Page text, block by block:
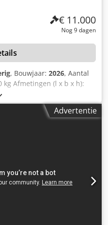
€ 11.000
Nog 9 dagen
, Bouwjaar: 2026, Aantal
kg Afmetingen (l x b x h):
Akijkr
2680 kg
x 1972 mm Motormerk
Advertentie